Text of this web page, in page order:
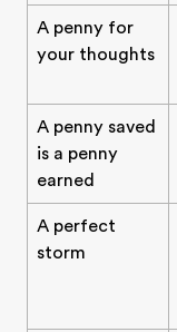
A penny for
your thoughts
A penny saved
is a penny
earned
A perfect
storm